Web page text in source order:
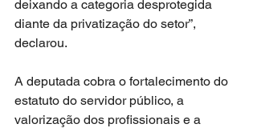
deixando a categoria desprotegida
diante da privatização do setor”,
declarou.
A deputada cobra o fortalecimento do
estatuto do servidor público, a
valorização dos profissionais e a